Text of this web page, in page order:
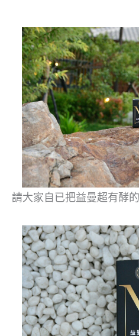
請大家自已把益曼超有酵